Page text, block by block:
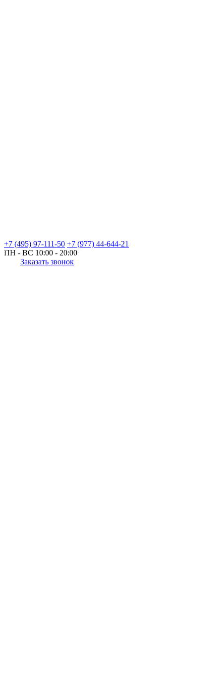
+7 (495) 97-111-50 +7 (977) 44-644-21
ПН - ВС 10:00 - 20:00
Заказать звонок